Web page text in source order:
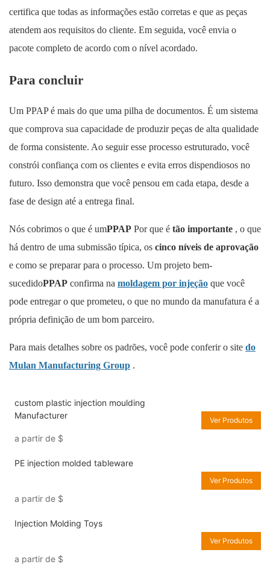
certifica que todas as informações estão corretas e que as peças
atendem aos requisitos do cliente. Em seguida, você envia o
pacote completo de acordo com o nível acordado.
Para concluir
Um PPAP é mais do que uma pilha de documentos. É um sistema
que comprova sua capacidade de produzir peças de alta qualidade
de forma consistente. Ao seguir esse processo estruturado, você
constrói confiança com os clientes e evita erros dispendiosos no
futuro. Isso demonstra que você pensou em cada etapa, desde a
fase de design até a entrega final.
Nós cobrimos o que é umPPAP Por que é tão importante , o que
há dentro de uma submissão típica, os cinco níveis de aprovação
e como se preparar para o processo. Um projeto bem-
sucedidoPPAP confirma na moldagem por injeção que você
pode entregar o que prometeu, o que no mundo da manufatura é a
própria definição de um bom parceiro.
Para mais detalhes sobre os padrões, você pode conferir o site do
Mulan Manufacturing Group .
custom plastic injection moulding
Manufacturer
a partir de $
Ver Produtos
PE injection molded tableware
a partir de $
Ver Produtos
Injection Molding Toys
a partir de $
Ver Produtos